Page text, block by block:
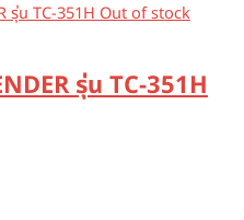
Out of stock
รุ่น TC-351H